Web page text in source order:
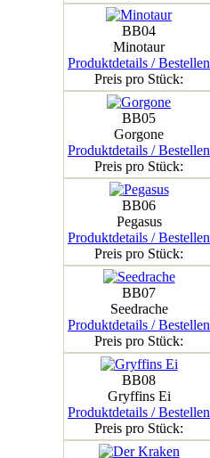
BB04
Minotaur
Produktdetails / Bestellen
Preis pro Stück:
BB05
Gorgone
Produktdetails / Bestellen
Preis pro Stück:
BB06
Pegasus
Produktdetails / Bestellen
Preis pro Stück:
BB07
Seedrache
Produktdetails / Bestellen
Preis pro Stück:
BB08
Gryffins Ei
Produktdetails / Bestellen
Preis pro Stück: